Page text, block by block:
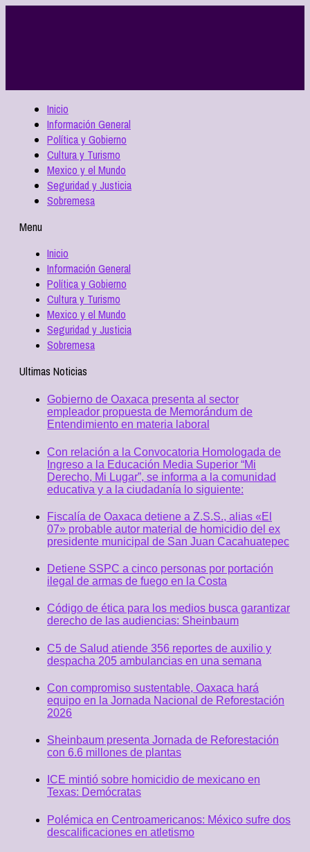
Inicio
Información General
Política y Gobierno
Cultura y Turismo
Mexico y el Mundo
Seguridad y Justicia
Sobremesa
Menu
Inicio
Información General
Política y Gobierno
Cultura y Turismo
Mexico y el Mundo
Seguridad y Justicia
Sobremesa
Ultimas Noticias
Gobierno de Oaxaca presenta al sector
empleador propuesta de Memorándum de
Entendimiento en materia laboral
Con relación a la Convocatoria Homologada de
Ingreso a la Educación Media Superior “Mi
Derecho, Mi Lugar”, se informa a la comunidad
educativa y a la ciudadanía lo siguiente:
Fiscalía de Oaxaca detiene a Z.S.S., alias «El
07» probable autor material de homicidio del ex
presidente municipal de San Juan Cacahuatepec
Detiene SSPC a cinco personas por portación
ilegal de armas de fuego en la Costa
Código de ética para los medios busca garantizar
derecho de las audiencias: Sheinbaum
C5 de Salud atiende 356 reportes de auxilio y
despacha 205 ambulancias en una semana
Con compromiso sustentable, Oaxaca hará
equipo en la Jornada Nacional de Reforestación
2026
Sheinbaum presenta Jornada de Reforestación
con 6.6 millones de plantas
ICE mintió sobre homicidio de mexicano en
Texas: Demócratas
Polémica en Centroamericanos: México sufre dos
descalificaciones en atletismo